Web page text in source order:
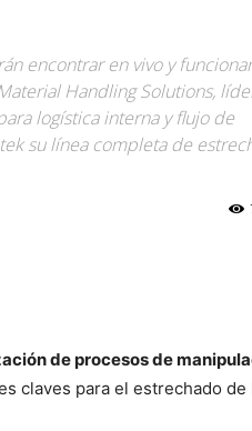
encontrar en vivo y
Handling Solutions,
logística interna y flujo de
su línea completa de
de procesos de
claves para el estrechado de